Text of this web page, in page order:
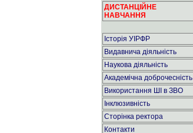
ДИСТАНЦІЙНЕ
НАВЧАННЯ
Історія УІРФР
Видавнича діяльність
Наукова діяльність
Академічна доброчесність
Використання ШІ в ЗВО
Інклюзивність
Сторінка ректора
Контакти